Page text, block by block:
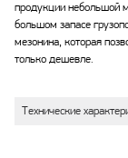
продукции небольшой
большом запасе
мезонина, которая
только дешевле.
Технические